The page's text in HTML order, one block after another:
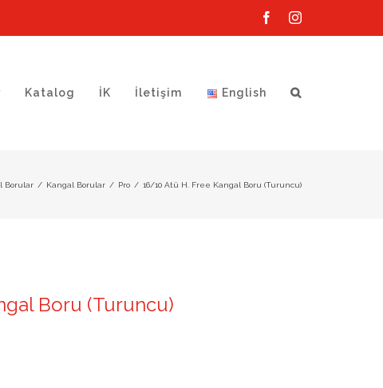
FacebookInstagram
Katalog İK İletişim English
Borular / Kangal Borular / Pro / 16/10 Atü H. Free Kangal Boru (Turuncu)
Boru (Turuncu)